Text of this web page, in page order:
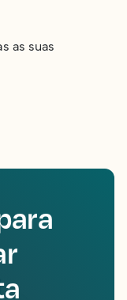
as suas